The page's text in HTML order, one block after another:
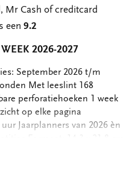
Mr Cash of creditcard
een9.2
2026-2027
September 2026 t/m
Met leeslint 168
perforatiehoeken 1 week
op elke pagina
Jaarplanners van 2026 èn